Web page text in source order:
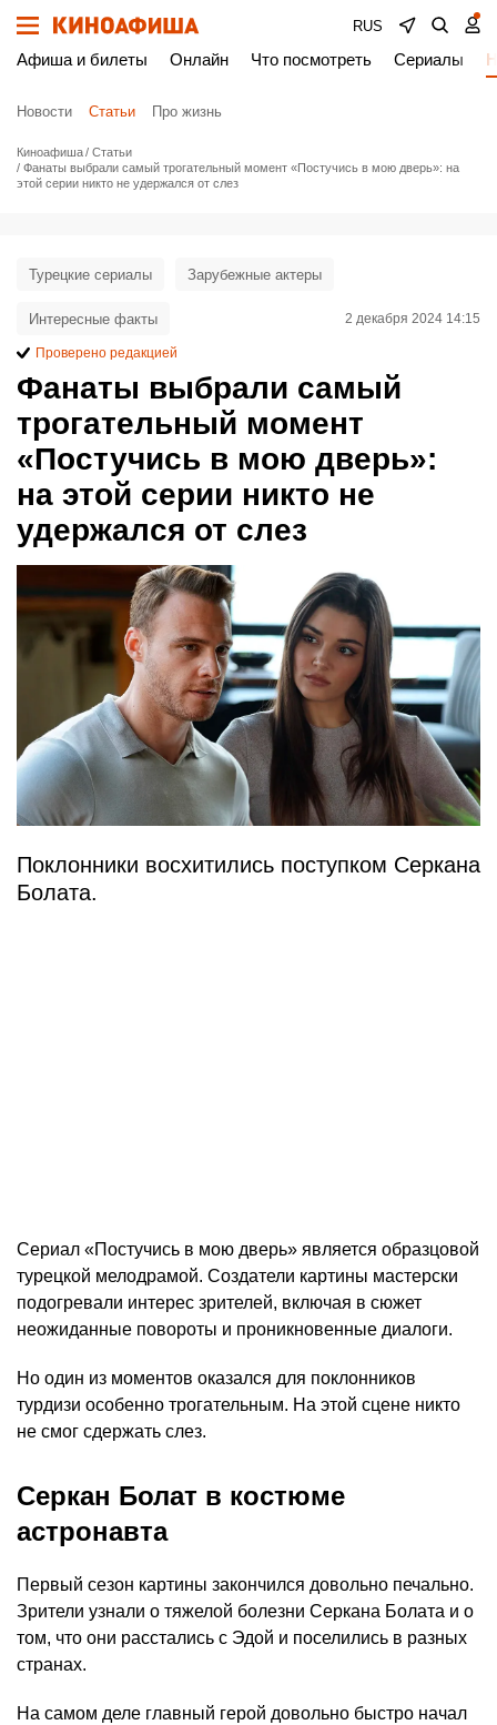
RUS
Афиша и билеты Онлайн Что посмотреть Сериалы
Новости Статьи Про жизнь
Киноафиша
Статьи
Фанаты выбрали самый трогательный момент «Постучись в мою дверь»: на
этой серии никто не удержался от слез
Фанаты выбрали самый
трогательный момент
«Постучись в мою дверь»:
на этой серии никто не
удержался от слез
Турецкие сериалы Зарубежные актеры
Интересные факты 2 декабря 2024 14:15
Проверено редакцией
Поклонники восхитились поступком Серкана
Болата.
Сериал «Постучись в мою дверь» является образцовой
турецкой мелодрамой. Создатели картины мастерски
подогревали интерес зрителей, включая в сюжет
неожиданные повороты и проникновенные диалоги.
Но один из моментов оказался для поклонников
турдизи особенно трогательным. На этой сцене никто
не смог сдержать слез.
Серкан Болат в костюме
астронавта
Первый сезон картины закончился довольно печально.
Зрители узнали о тяжелой болезни Серкана Болата и о
том, что они расстались с Эдой и поселились в разных
странах.
На самом деле главный герой довольно быстро начал